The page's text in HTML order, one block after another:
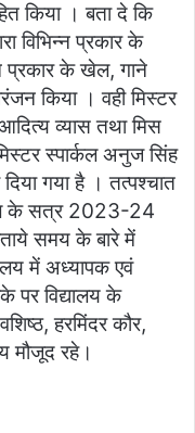
किया । बता दे कि
विभिन्न प्रकार के
प्रकार के खेल, गाने
किया । वही मिस्टर
व्यास तथा मिस
स्पार्कल अनुज सिंह
गया है । तत्पश्चात
के सत्र 2023-24
समय के बारे में
में अध्यापक एवं
पर विद्यालय के
हरमिंदर कौर,
मौजूद रहे।